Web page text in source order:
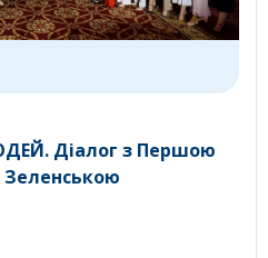
Діалог з Першою
Зеленською